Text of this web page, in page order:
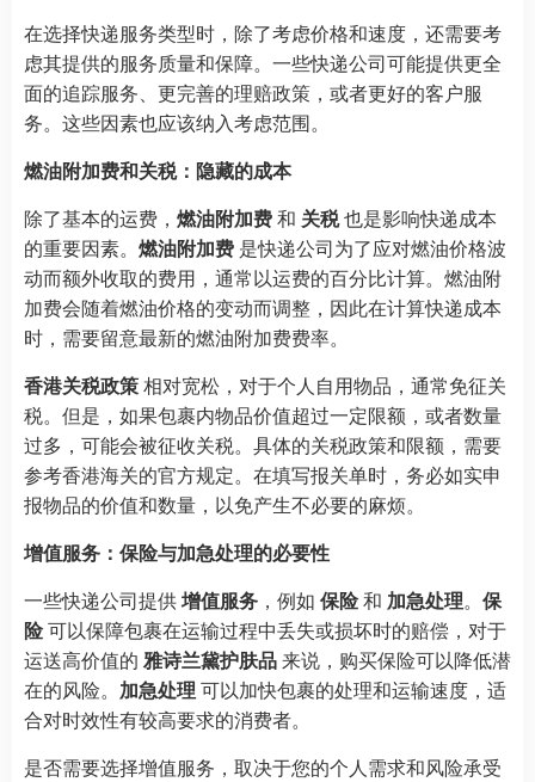
在选择快递服务类型时，除了考虑价格和速度，还需要考
虑其提供的服务质量和保障。一些快递公司可能提供更全
面的追踪服务、更完善的理赔政策，或者更好的客户服
务。这些因素也应该纳入考虑范围。
燃油附加费和关税：隐藏的成本
除了基本的运费， 燃油附加费和 关税也是影响快递成本
的重要因素。 燃油附加费 是快递公司为了应对燃油价格波
动而额外收取的费用，通常以运费的百分比计算。燃油附
加费会随着燃油价格的变动而调整，因此在计算快递成本
时，需要留意最新的燃油附加费费率。
香港关税政策相对宽松，对于个人自用物品，通常免征关
税。但是，如果包裹内物品价值超过一定限额，或者数量
过多，可能会被征收关税。具体的关税政策和限额，需要
参考香港海关的官方规定。在填写报关单时，务必如实申
报物品的价值和数量，以免产生不必要的麻烦。
增值服务：保险与加急处理的必要性
一些快递公司提供增值服务 ，例如 保险和 加急处理。 保
险可以保障包裹在运输过程中丢失或损坏时的赔偿，对于
运送高价值的 雅诗兰黛护肤品来说，购买保险可以降低潜
在的风险。 加急处理 可以加快包裹的处理和运输速度，适
合对时效性有较高要求的消费者。
是否需要选择增值服务，取决于您的个人需求和风险承受